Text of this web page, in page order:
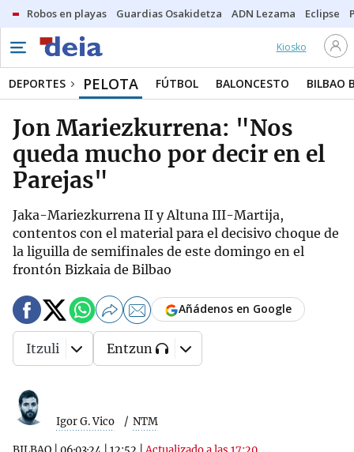
Robos en playas Guardias Osakidetza ADN Lezama Eclipse
Kiosko
DEPORTES PELOTA FÚTBOL BALONCESTO BILBAO
Jon Mariezkurrena: "Nos
queda mucho por decir en el
Parejas"
Jaka-Mariezkurrena II y Altuna III-Martija,
contentos con el material para el decisivo choque de
la liguilla de semifinales de este domingo en el
frontón Bizkaia de Bilbao
Igor G. Vico NTM
Añádenos en Google
Itzuli Entzun